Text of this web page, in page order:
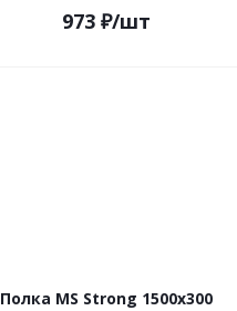
973₽/шт
Полка MS Strong 1500x300